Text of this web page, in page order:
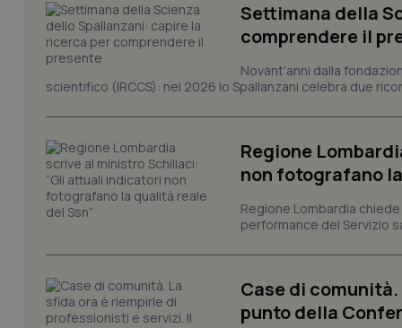
Settimana della
comprendere il
Novant'anni dalla
scientifico (IRCCS): nel 2026 lo Spallanzani celebra due
Regione
non fotografano
Regione Lombardia
performance del Servizio
Case di
punto della
I cookie necessari
e l'accesso alle
Nome
tracking-enable
tracking-sites-